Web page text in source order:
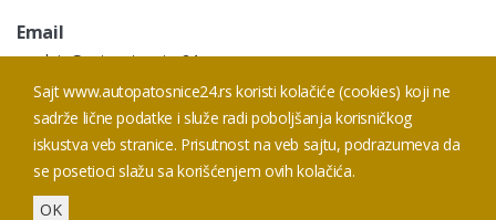
Sajt www.autopatosnice24.rs koristi kolačiće (cookies) koji ne
sadrže lične podatke i služe radi poboljšanja korisničkog
iskustva veb stranice. Prisutnost na veb sajtu, podrazumeva da
se posetioci slažu sa korišćenjem ovih kolačića.
OK
Email
prodaja@autopatosnice24.rs
Addresa
Prodaja Smederevski put 20 I, 11050 Beograd